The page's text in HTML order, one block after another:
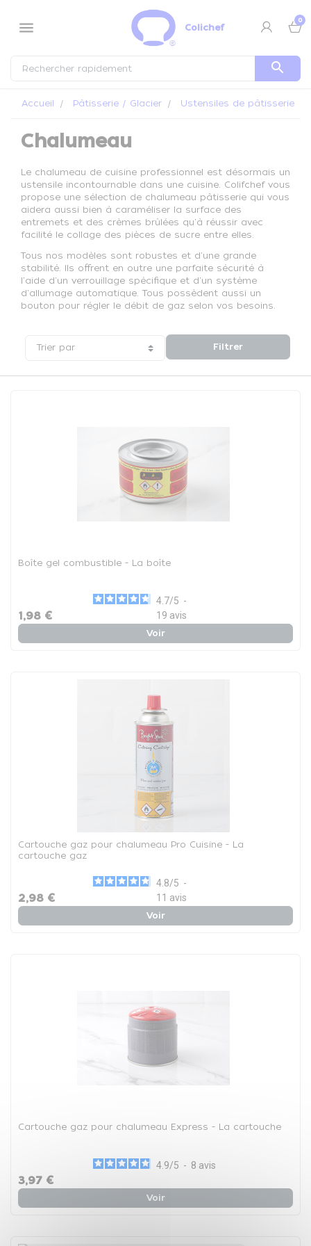
menu Colichef
0
search
Accueil Pâtisserie / Glacier Ustensiles de pâtisserie
Chalumeau
Le chalumeau de cuisine professionnel est désormais un
ustensile incontournable dans une cuisine. Colifchef vous
propose une sélection de chalumeau pâtisserie qui vous
aidera aussi bien à caraméliser la surface des
entremets et des crèmes brûlées qu'à réussir avec
facilité le collage des pièces de sucre entre elles.
Tous nos modèles sont robustes et d'une grande
stabilité. Ils offrent en outre une parfaite sécurité à
l'aide d'un verrouillage spécifique et d'un système
d'allumage automatique. Tous possèdent aussi un
bouton pour régler le débit de gaz selon vos besoins.
Trier par Filtrer
Boîte gel combustible - La boîte
4.7/5 -
19 avis
1,98 €
Voir
Cartouche gaz pour chalumeau Pro Cuisine - La
cartouche gaz
4.8/5 -
11 avis
2,98 €
Voir
Cartouche gaz pour chalumeau Express - La cartouche
4.9/5 - 8 avis
3,97 €
Voir